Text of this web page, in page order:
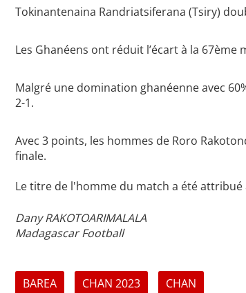
Tokinantenaina Randriatsiferana (Tsiry)
Les Ghanéens ont réduit l’écart à la
Malgré une domination ghanéenne avec
2-1.
Avec 3 points, les hommes de Roro
finale.
Le titre de l'homme du match a été attribué
Dany RAKOTOARIMALALA
Madagascar Football
BAREA CHAN 2023 CHAN